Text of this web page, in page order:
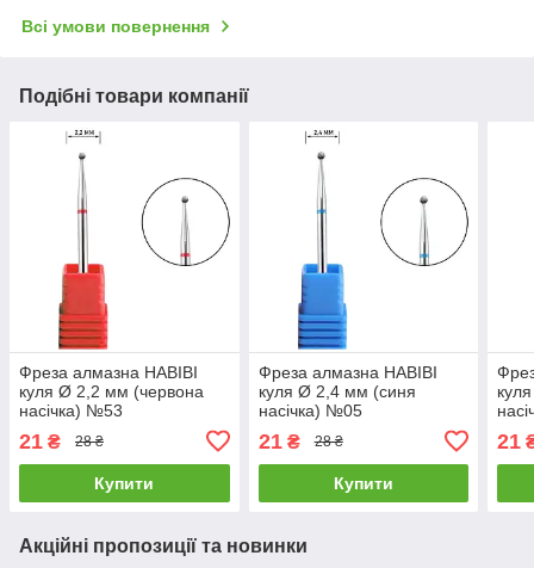
Всі умови повернення
Подібні товари компанії
Фреза алмазна HABIBI
куля Ø 2,2 мм (червона
насічка) №53
21 ₴ 28 ₴
Купити
Фреза алмазна HABIBI
куля Ø 2,4 мм (синя
насічка) №05
21₴ 28 ₴
Купити
21
Акційні пропозиції та новинки